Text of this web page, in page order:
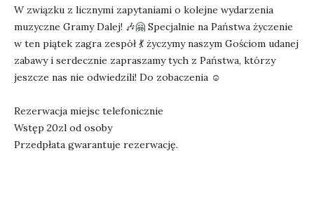
W związku z licznymi zapytaniami o kolejne wydarzenia
muzyczne Gramy Dalej! 🎶🤗 Specjalnie na Państwa życzenie
w ten piątek zagra zespół 💃 życzymy naszym Gościom udanej
zabawy i serdecznie zapraszamy tych z Państwa, którzy
jeszcze nas nie odwiedzili! Do zobaczenia ☺
Rezerwacja miejsc telefonicznie
Wstęp 20zl od osoby
Przedpłata gwarantuje rezerwację.